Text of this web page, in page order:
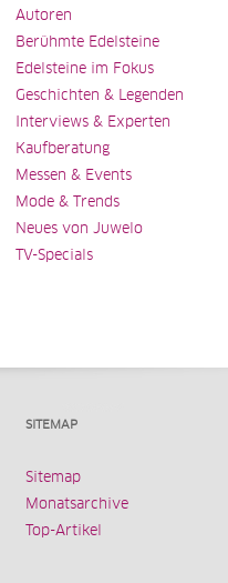
Autoren
Berühmte Edelsteine
Edelsteine im Fokus
Geschichten & Legenden
Interviews & Experten
Kaufberatung
Messen & Events
Mode & Trends
Neues von Juwelo
TV-Specials
SITEMAP
Sitemap
Monatsarchive
Top-Artikel